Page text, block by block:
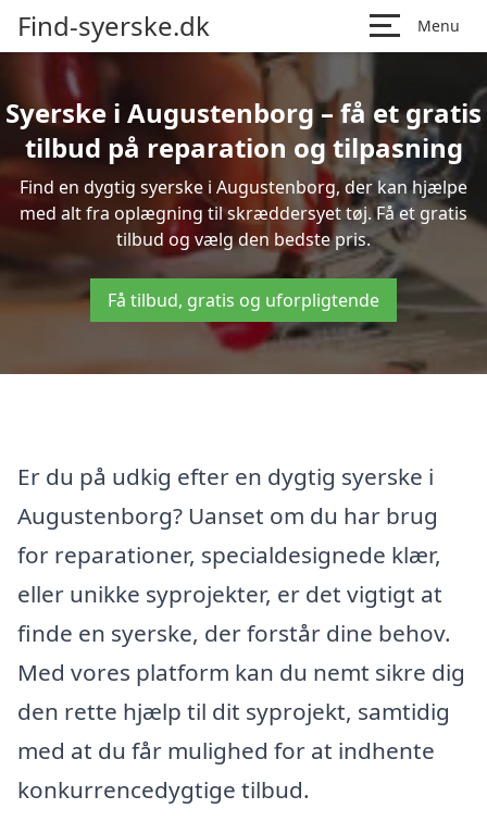
Find-syerske.dk Menu
Syerske i Augustenborg – få et gratis
tilbud på reparation og tilpasning
Find en dygtig syerske i Augustenborg, der kan hjælpe
med alt fra oplægning til skræddersyet tøj. Få et gratis
tilbud og vælg den bedste pris.
Få tilbud, gratis og uforpligtende
Er du på udkig efter en dygtig syerske i
Augustenborg? Uanset om du har brug
for reparationer, specialdesignede klær,
eller unikke syprojekter, er det vigtigt at
finde en syerske, der forstår dine behov.
Med vores platform kan du nemt sikre dig
den rette hjælp til dit syprojekt, samtidig
med at du får mulighed for at indhente
konkurrencedygtige tilbud.